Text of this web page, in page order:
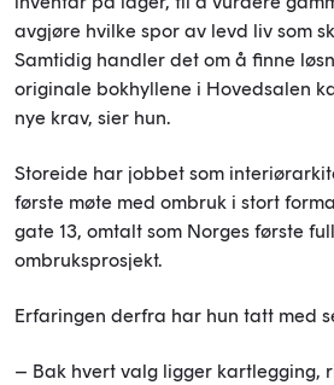
avgjøre hvilke spor av levd liv som
Samtidig handler det om å finne
originale bokhyllene i Hovedsalen
nye krav, sier hun.
Storeide har jobbet som
første møte med ombruk i stort
gate 13, omtalt som Norges første
ombruksprosjekt.
Erfaringen derfra har hun tatt med
– Bak hvert valg ligger kartlegging,